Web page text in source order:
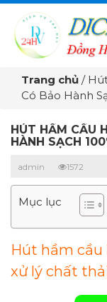
Trang chủ /
Có Bảo Hành
HÚT HẦM CẦU
HÀNH SẠCH
admin 1572
Mục lục
Hút hầm cầu
xử lý chất